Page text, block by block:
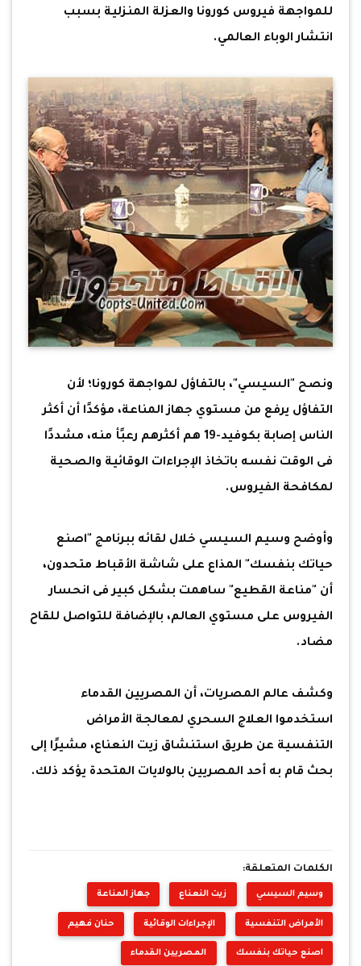
للمواجهة فيروس كورونا والعزلة المنزلية بسبب
انتشار الوباء العالمي.
ونصح "السيسي"، بالتفاؤل لمواجهة كورونا؛ لأن
التفاؤل يرفع من مستوي جهاز المناعة، مؤكدًا أن أكثر
الناس إصابة بكوفيد-19 هم أكثرهم رعبًأ منه، مشددًا
فى الوقت نفسه باتخاذ الإجراءات الوقائية والصحية
لمكافحة الفيروس.
وأوضح وسيم السيسي خلال لقائه ببرنامج "اصنع
حياتك بنفسك" المذاع على شاشة الأقباط متحدون،
أن "مناعة القطيع" ساهمت بشكل كبير فى انحسار
الفيروس على مستوي العالم، بالإضافة للتواصل للقاح
مضاد.
وكشف عالم المصريات، أن المصريين القدماء
استخدموا العلاج السحري لمعالجة الأمراض
التنفسية عن طريق استنشاق زيت النعناع، مشيرًا إلى
بحث قام به أحد المصريين بالولايات المتحدة يؤكد ذلك.
الكلمات المتعلقة:
وسيم السيسي زيت النعناع جهاز المناعة
الأمراض التنفسية الإجراءات الوقائية حنان فهيم
اصنع حياتك بنفسك المصريين القدماء